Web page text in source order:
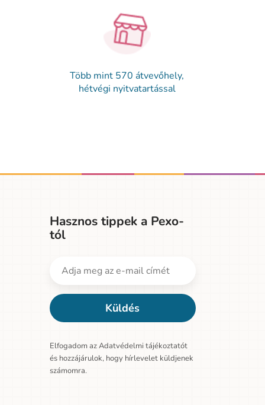
Több mint 570 átvevőhely,
hétvégi nyitvatartással
Hasznos tippek a Pexo-
tól
Küldés
Elfogadom az Adatvédelmi tájékoztatót
és hozzájárulok, hogy hírlevelet küldjenek
számomra.